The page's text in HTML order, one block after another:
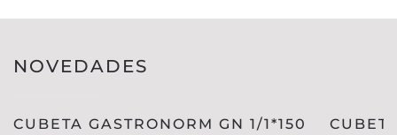
NOVEDADES
CUBETA GASTRONORM GN 1/1*150